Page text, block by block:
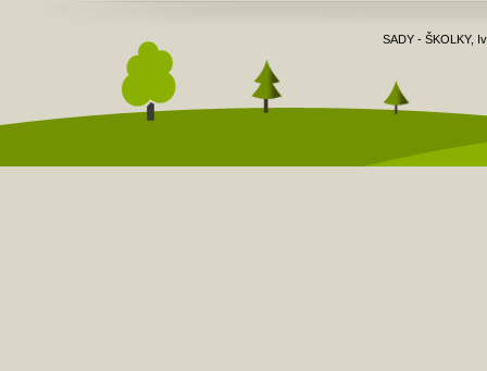
SADY - ŠKOLKY,